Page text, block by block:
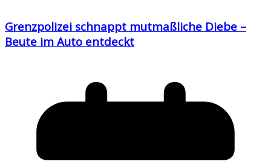
Grenzpolizei schnappt mutmaßliche Diebe –
Beute im Auto entdeckt